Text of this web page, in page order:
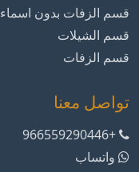
قسم الزفات بدون اسماء
قسم الشيلات
قسم الزفات
تواصل معنا
+966559290446
واتساب